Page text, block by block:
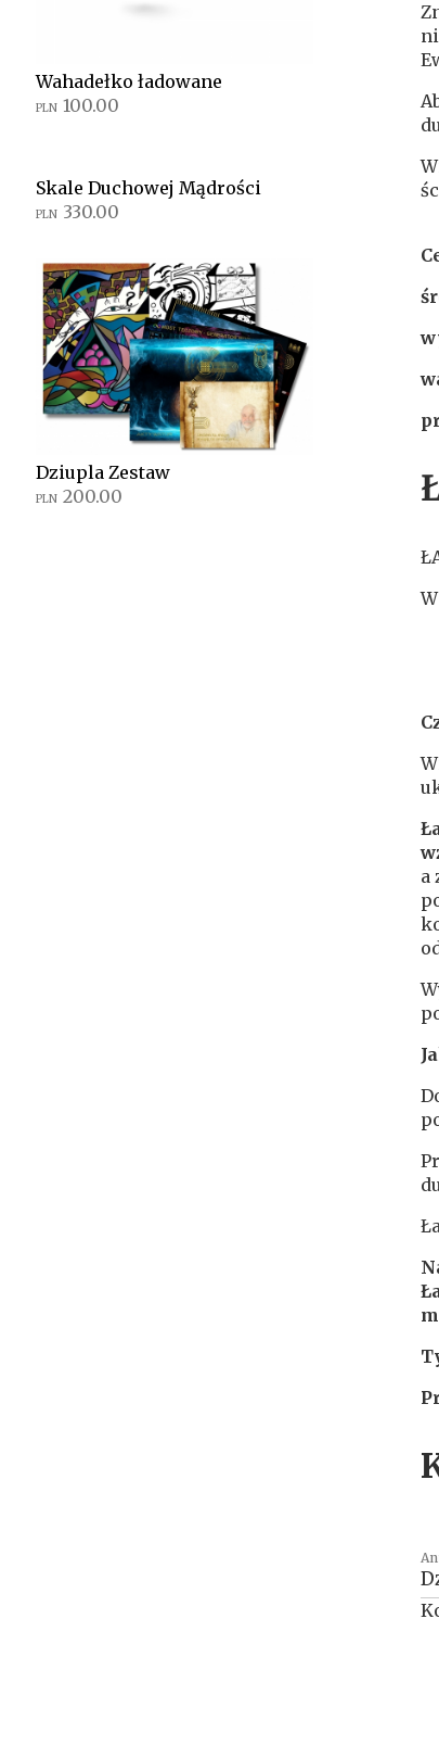
a
Wahadełko ładowane
PLN 100.00
Skale Duchowej Mądrości
PLN 330.00
Dziupla Zestaw
PLN 200.00